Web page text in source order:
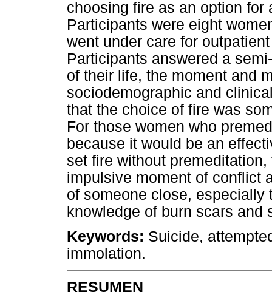
choosing fire as an option for
Participants were eight
went under care for
Participants answered a
of their life, the moment and
sociodemographic and
that the choice of fire was
For those women who
because it would be an
set fire without
impulsive moment of conflict
of someone close, especially
knowledge of burn scars and
Keywords: Suicide,
immolation.
RESUMEN